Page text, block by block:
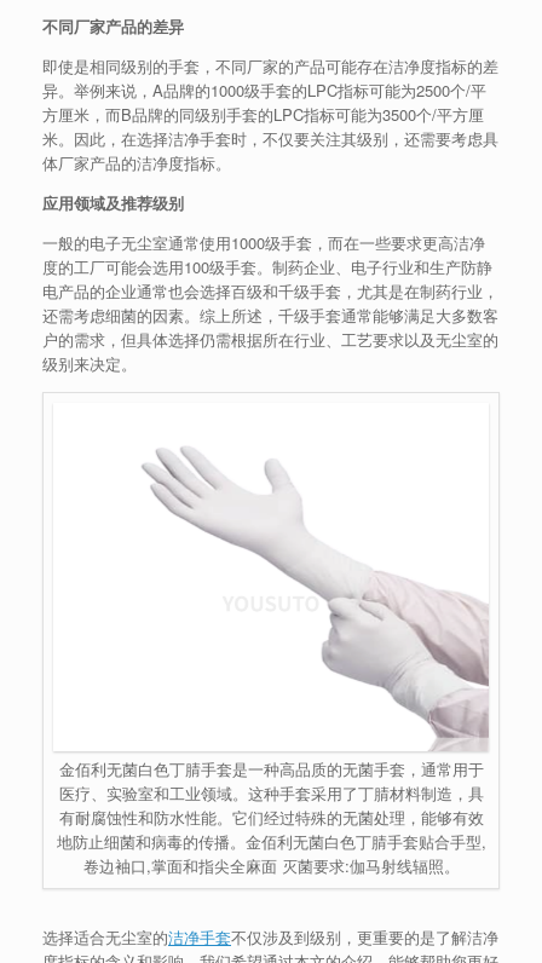
不同厂家产品的差异
即使是相同级别的手套，不同厂家的产品可能存在洁净度指标的差
异。举例来说，A品牌的1000级手套的LPC指标可能为2500个/平
方厘米，而B品牌的同级别手套的LPC指标可能为3500个/平方厘
米。因此，在选择洁净手套时，不仅要关注其级别，还需要考虑具
体厂家产品的洁净度指标。
应用领域及推荐级别
一般的电子无尘室通常使用1000级手套，而在一些要求更高洁净
度的工厂可能会选用100级手套。制药企业、电子行业和生产防静
电产品的企业通常也会选择百级和千级手套，尤其是在制药行业，
还需考虑细菌的因素。综上所述，千级手套通常能够满足大多数客
户的需求，但具体选择仍需根据所在行业、工艺要求以及无尘室的
级别来决定。
金佰利无菌白色丁腈手套是一种高品质的无菌手套，通常用于
医疗、实验室和工业领域。这种手套采用了丁腈材料制造，具
有耐腐蚀性和防水性能。它们经过特殊的无菌处理，能够有效
地防止细菌和病毒的传播。金佰利无菌白色丁腈手套贴合手型,
卷边袖口,掌面和指尖全麻面 灭菌要求:伽马射线辐照。
选择适合无尘室的洁净手套不仅涉及到级别，更重要的是了解洁净